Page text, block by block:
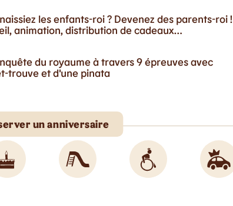
les enfants-roi ? Devenez des parents-roi !
animation, distribution de cadeaux…
du royaume à travers 9 épreuves avec
trouve et d'une pinata
un anniversaire